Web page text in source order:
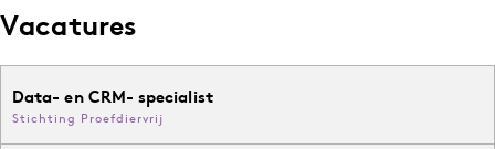
Vacatures
Data- en CRM- specialist
Stichting Proefdiervrij